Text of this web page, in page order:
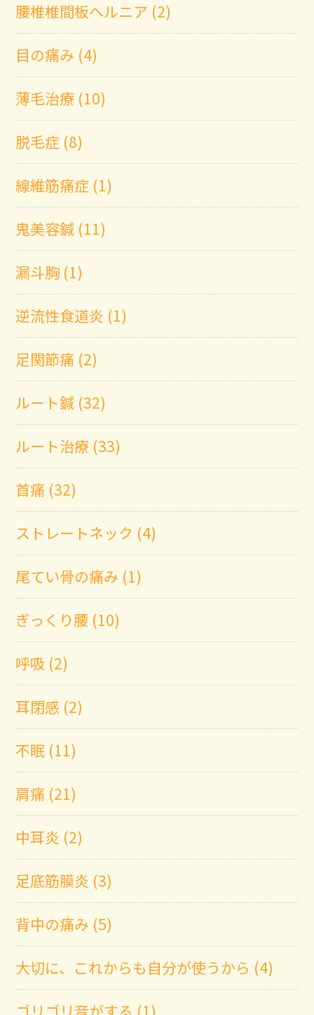
腰椎椎間板ヘルニア (2)
目の痛み (4)
薄毛治療 (10)
脱毛症 (8)
線維筋痛症 (1)
鬼美容鍼 (11)
漏斗胸 (1)
逆流性食道炎 (1)
足関節痛 (2)
ルート鍼 (32)
ルート治療 (33)
首痛 (32)
ストレートネック (4)
尾てい骨の痛み (1)
ぎっくり腰 (10)
呼吸 (2)
耳閉感 (2)
不眠 (11)
肩痛 (21)
中耳炎 (2)
足底筋膜炎 (3)
背中の痛み (5)
大切に、これからも自分が使うから (4)